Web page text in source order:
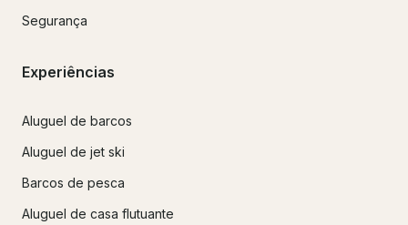
Segurança
Experiências
Aluguel de barcos
Aluguel de jet ski
Barcos de pesca
Aluguel de casa flutuante